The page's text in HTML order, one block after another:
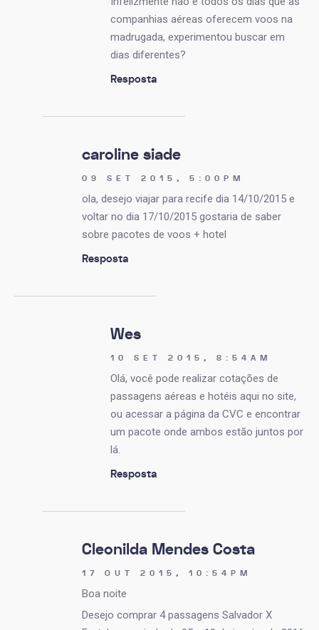
companhias aéreas oferecem voos na
madrugada, experimentou buscar em
dias diferentes?
Resposta
caroline siade
09 SET 2015, 5:00PM
ola, desejo viajar para recife dia 14/10/2015 e
voltar no dia 17/10/2015 gostaria de saber
sobre pacotes de voos + hotel
Resposta
Wes
10 SET 2015, 8:54AM
Olá, você pode realizar cotações de
passagens aéreas e hotéis aqui no site,
ou acessar a página da CVC e encontrar
um pacote onde ambos estão juntos por
lá.
Resposta
Cleonilda Mendes Costa
17 OUT 2015, 10:54PM
Boa noite
Desejo comprar 4 passagens Salvador X